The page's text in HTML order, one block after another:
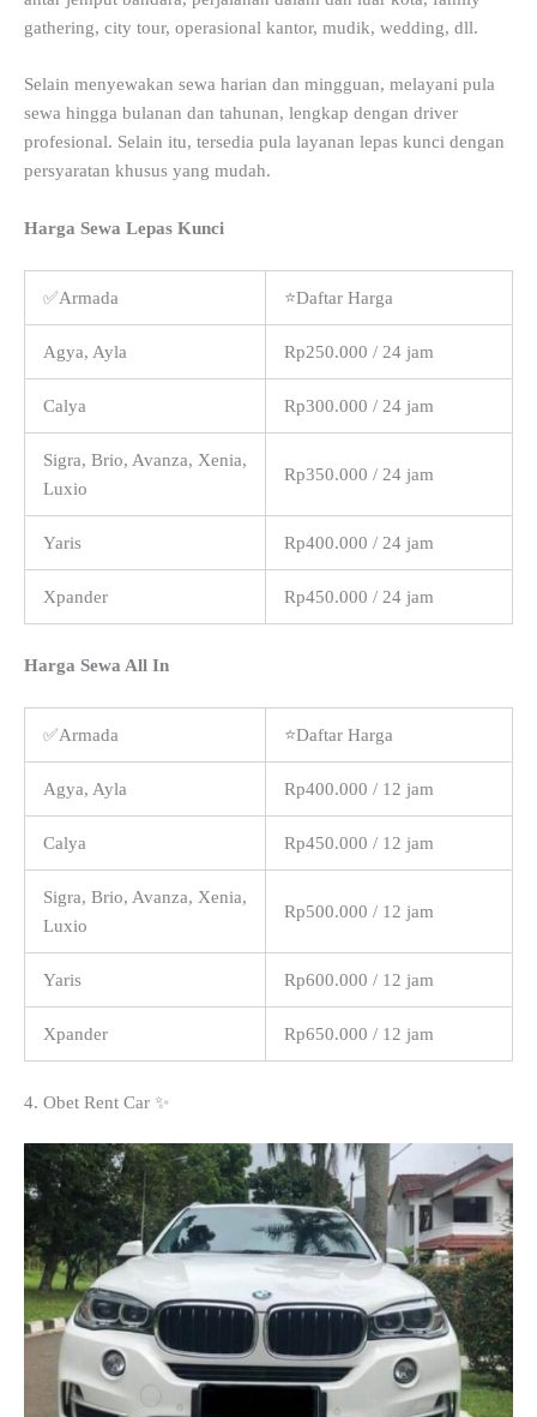
gathering, city tour, operasional kantor, mudik, wedding, dll.
Selain menyewakan sewa harian dan mingguan, melayani pula
sewa hingga bulanan dan tahunan, lengkap dengan driver
profesional. Selain itu, tersedia pula layanan lepas kunci dengan
persyaratan khusus yang mudah.
Harga Sewa Lepas Kunci
✅Armada ⭐Daftar Harga
Agya, Ayla Rp250.000 / 24 jam
Calya Rp300.000 / 24 jam
Sigra, Brio, Avanza, Xenia,
Luxio
Rp350.000 / 24 jam
Yaris Rp400.000 / 24 jam
Xpander Rp450.000 / 24 jam
Harga Sewa All In
✅Armada ⭐Daftar Harga
Agya, Ayla Rp400.000 / 12 jam
Calya Rp450.000 / 12 jam
Sigra, Brio, Avanza, Xenia,
Luxio
Rp500.000 / 12 jam
Yaris Rp600.000 / 12 jam
Xpander Rp650.000 / 12 jam
4. Obet Rent Car ✨